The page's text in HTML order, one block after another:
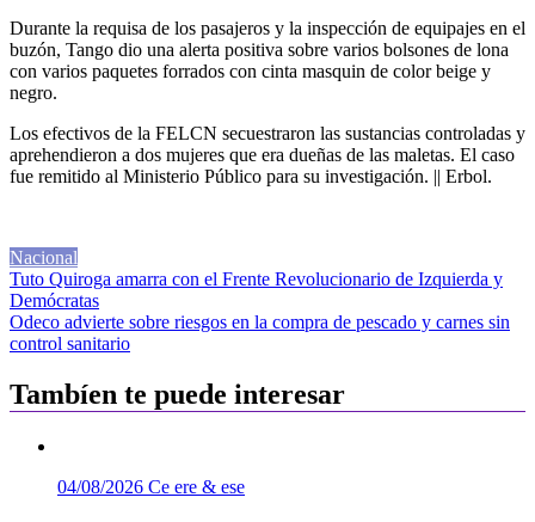
Durante la requisa de los pasajeros y la inspección de equipajes en el
buzón, Tango dio una alerta positiva sobre varios bolsones de lona
con varios paquetes forrados con cinta masquin de color beige y
negro.
Los efectivos de la FELCN secuestraron las sustancias controladas y
aprehendieron a dos mujeres que era dueñas de las maletas. El caso
fue remitido al Ministerio Público para su investigación. || Erbol.
Nacional
Navegación
de
entradas
Tuto Quiroga amarra con el Frente Revolucionario de Izquierda y
Demócratas
Odeco advierte sobre riesgos en la compra de pescado y carnes sin
control sanitario
Tambíen te puede interesar
04/08/2026 Ce ere & ese